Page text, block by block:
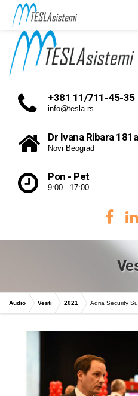
+381 11/711-45-35
info@tesla.rs
Dr Ivana Ribara 181a
Novi Beograd
Pon - Pet
9:00 - 17:00
Audio Vesti 2021 Adria Security